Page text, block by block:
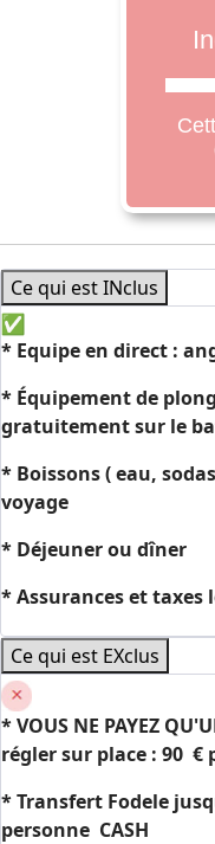
Ce qui est INclus
* Equipe en direct :
* Équipement de
gratuitement sur le
* Boissons (eau,
voyage
* Déjeuner ou dîner
* Assurances et taxes
Ce qui est EXclus
*VOUS NE PAYEZ
régler sur place : 90 €
* Transfert Fodele
personne CASH